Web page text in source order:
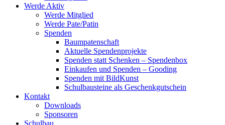
Werde Aktiv
Werde Mitglied
Werde Pate/Patin
Spenden
Baumpatenschaft
Aktuelle Spendenprojekte
Spenden statt Schenken – Spendenbox
Einkaufen und Spenden – Gooding
Spenden mit BildKunst
Schulbausteine als Geschenkgutschein
Kontakt
Downloads
Sponsoren
Schulbau